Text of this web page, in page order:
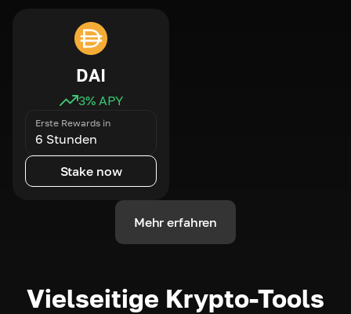
DAI
3% APY
Erste Rewards in
6 Stunden
Stake now
Mehr erfahren
Vielseitige Krypto-Tools